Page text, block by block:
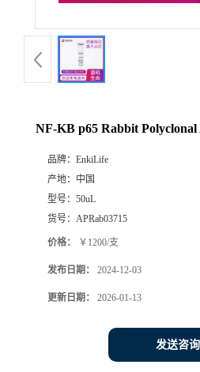
NF-KB p65 Rabbit
品牌： EnkiLife
产地： 中国
型号： 50uL
货号： APRab03715
价格： ￥1200/支
发布日期： 2024-12-03
更新日期： 2026-01-13
发送咨